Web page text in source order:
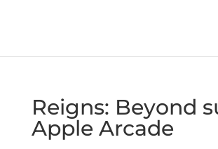
Reigns: Beyond
Apple Arcade